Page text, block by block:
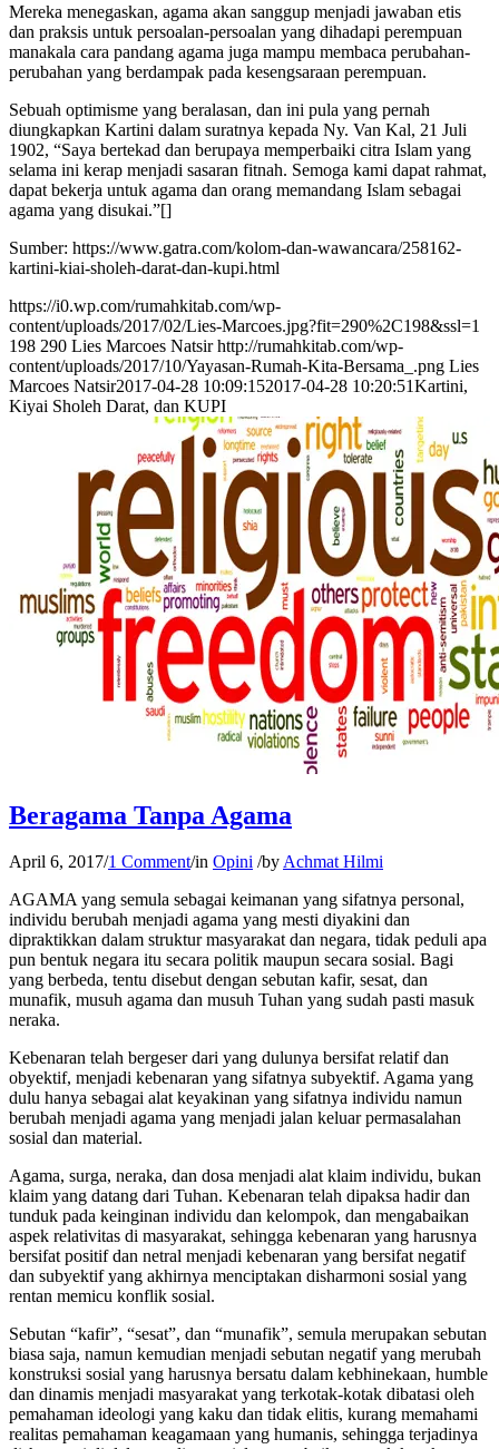
Mereka menegaskan, agama akan sanggup menjadi jawaban etis
dan praksis untuk persoalan-persoalan yang dihadapi perempuan
manakala cara pandang agama juga mampu membaca perubahan-
perubahan yang berdampak pada kesengsaraan perempuan.
Sebuah optimisme yang beralasan, dan ini pula yang pernah
diungkapkan Kartini dalam suratnya kepada Ny. Van Kal, 21 Juli
1902, “Saya bertekad dan berupaya memperbaiki citra Islam yang
selama ini kerap menjadi sasaran fitnah. Semoga kami dapat rahmat,
dapat bekerja untuk agama dan orang memandang Islam sebagai
agama yang disukai.”[]
Sumber: https://www.gatra.com/kolom-dan-wawancara/258162-
kartini-kiai-sholeh-darat-dan-kupi.html
https://i0.wp.com/rumahkitab.com/wp-
content/uploads/2017/02/Lies-Marcoes.jpg?fit=290%2C198&ssl=1
198 290 Lies Marcoes Natsir http://rumahkitab.com/wp-
content/uploads/2017/10/Yayasan-Rumah-Kita-Bersama_.png Lies
Marcoes Natsir2017-04-28 10:09:152017-04-28 10:20:51Kartini,
Kiyai Sholeh Darat, dan KUPI
Beragama Tanpa Agama
April 6, 2017/1 Comment/in Opini /byAchmat Hilmi
AGAMA yang semula sebagai keimanan yang sifatnya personal,
individu berubah menjadi agama yang mesti diyakini dan
dipraktikkan dalam struktur masyarakat dan negara, tidak peduli apa
pun bentuk negara itu secara politik maupun secara sosial. Bagi
yang berbeda, tentu disebut dengan sebutan kafir, sesat, dan
munafik, musuh agama dan musuh Tuhan yang sudah pasti masuk
neraka.
Kebenaran telah bergeser dari yang dulunya bersifat relatif dan
obyektif, menjadi kebenaran yang sifatnya subyektif. Agama yang
dulu hanya sebagai alat keyakinan yang sifatnya individu namun
berubah menjadi agama yang menjadi jalan keluar permasalahan
sosial dan material.
Agama, surga, neraka, dan dosa menjadi alat klaim individu, bukan
klaim yang datang dari Tuhan. Kebenaran telah dipaksa hadir dan
tunduk pada keinginan individu dan kelompok, dan mengabaikan
aspek relativitas di masyarakat, sehingga kebenaran yang harusnya
bersifat positif dan netral menjadi kebenaran yang bersifat negatif
dan subyektif yang akhirnya menciptakan disharmoni sosial yang
rentan memicu konflik sosial.
Sebutan “kafir”, “sesat”, dan “munafik”, semula merupakan sebutan
biasa saja, namun kemudian menjadi sebutan negatif yang merubah
konstruksi sosial yang harusnya bersatu dalam kebhinekaan, humble
dan dinamis menjadi masyarakat yang terkotak-kotak dibatasi oleh
pemahaman ideologi yang kaku dan tidak elitis, kurang memahami
realitas pemahaman keagamaan yang humanis, sehingga terjadinya